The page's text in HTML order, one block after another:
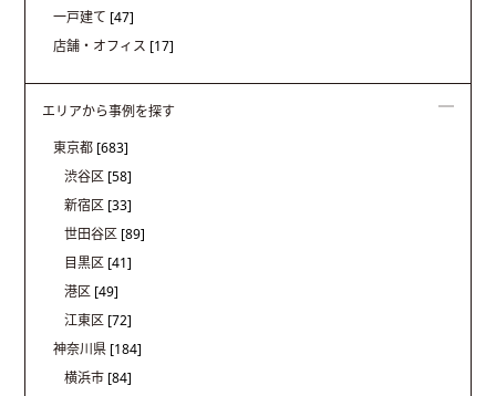
一戸建て [47]
店舗・オフィス [17]
エリアから事例を探す
東京都 [683]
渋谷区 [58]
新宿区 [33]
世田谷区 [89]
目黒区 [41]
港区 [49]
江東区 [72]
神奈川県 [184]
横浜市 [84]